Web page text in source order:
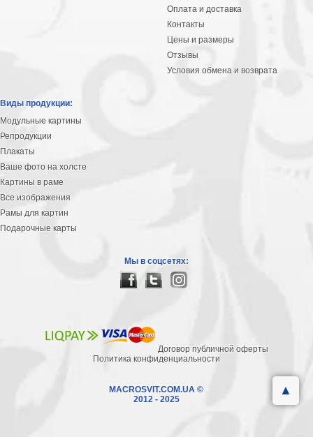
Оплата и доставка
Контакты
Цены и размеры
Отзывы
Условия обмена и возврата
Виды продукции:
Модульные картины
Репродукции
Плакаты
Ваше фото на холсте
Картины в раме
Все изображения
Рамы для картин
Подарочные карты
Мы в соцсетях:
Договор публичной оферты
Политика конфиденциальности
MACROSVIT.COM.UA ©
2012 - 2025
▲